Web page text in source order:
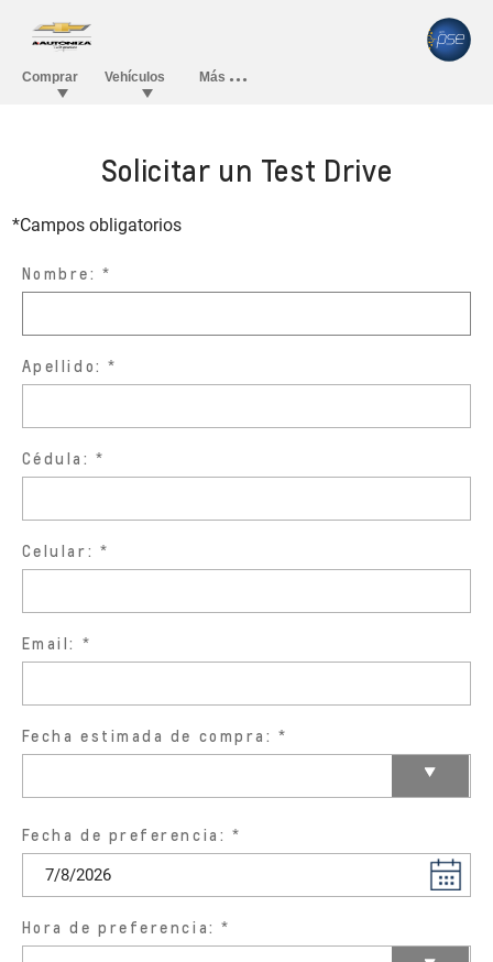
Solicitar un Test Drive
*Campos obligatorios
Nombre:
Apellido:
Cédula:
Celular:
Email:
Fecha estimada de compra:
Fecha de preferencia:
Hora de preferencia: